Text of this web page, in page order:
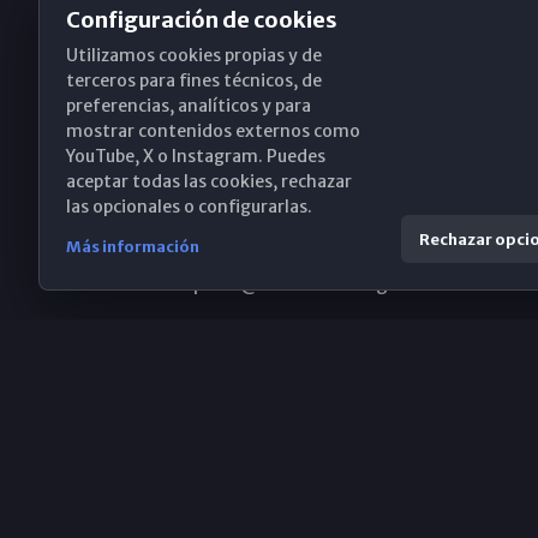
Obispado de Málaga
Santa María, 18-20. 29015 Málaga
(+34) 952 224 386
Configuración de cookies
Utilizamos cookies propias y de
terceros para fines técnicos, de
preferencias, analíticos y para
mostrar contenidos externos como
YouTube, X o Instagram. Puedes
aceptar todas las cookies, rechazar
las opcionales o configurarlas.
Más información Rechazar